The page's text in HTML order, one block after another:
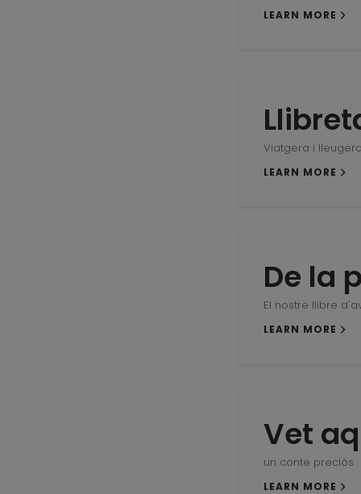
LEARN MORE
Viatgera i lleugera
LEARN MORE
De la
El nostre llibre
LEARN MORE
Vet
un conte preciòs
LEARN MORE